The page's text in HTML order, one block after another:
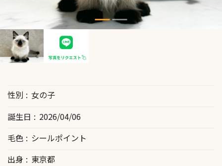
性別
女の子
誕生日
2026/04/06
毛色
シールポイント
出身
東京都